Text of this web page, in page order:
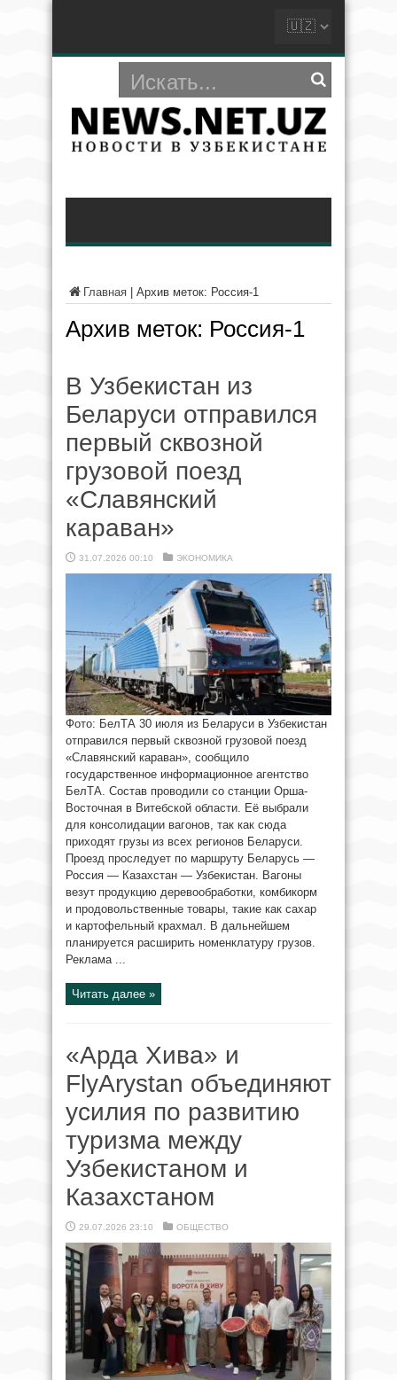
Главная Архив меток: Россия-1
Архив меток: Россия-1
В Узбекистан из
Беларуси отправился
первый сквозной
грузовой поезд
«Славянский
караван»
31.07.2026 00:10 ЭКОНОМИКА
Фото: БелТА 30 июля из Беларуси в Узбекистан
отправился первый сквозной грузовой поезд
«Славянский караван», сообщило
государственное информационное агентство
БелТА. Состав проводили со станции Орша-
Восточная в Витебской области. Её выбрали
для консолидации вагонов, так как сюда
приходят грузы из всех регионов Беларуси.
Проезд проследует по маршруту Беларусь —
Россия — Казахстан — Узбекистан. Вагоны
везут продукцию деревообработки, комбикорм
и продовольственные товары, такие как сахар
и картофельный крахмал. В дальнейшем
планируется расширить номенклатуру грузов.
Реклама ...
Читать далее »
«Арда Хива» и
FlyArystan объединяют
усилия по развитию
туризма между
Узбекистаном и
Казахстаном
29.07.2026 23:10 ОБЩЕСТВО